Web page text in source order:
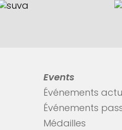
Events
Événements
Événements
Médailles